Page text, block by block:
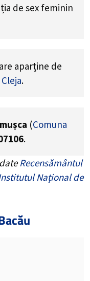
de sex feminin
aparține de
.
(Comuna
.
Recensământul
Național de